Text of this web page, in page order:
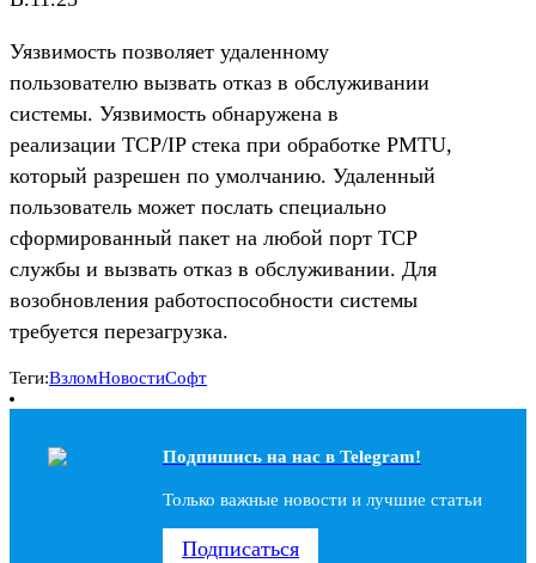
Уязвимость позволяет удаленному
пользователю вызвать отказ в обслуживании
системы. Уязвимость обнаружена в
реализации TCP/IP стека при обработке PMTU,
который разрешен по умолчанию. Удаленный
пользователь может послать специально
сформированный пакет на любой порт TCP
службы и вызвать отказ в обслуживании. Для
возобновления работоспособности системы
требуется перезагрузка.
Теги:ВзломНовостиСофт
Подпишись на наc в Telegram!
Только важные новости и лучшие статьи
Подписаться